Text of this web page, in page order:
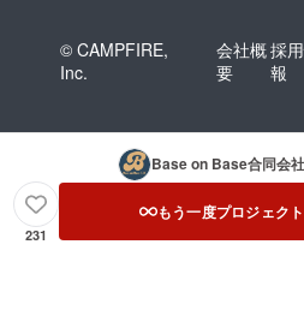
© CAMPFIRE,
Inc.
会社概
要
採
報
Base on Base合同会社
231
もう一度プロジェク